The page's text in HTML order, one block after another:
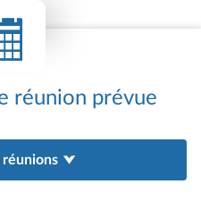
réunion prévue
réunions